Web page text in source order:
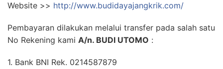
Website >> http://www.budidayajangkrik.com/
Pembayaran dilakukan melalui transfer pada salah satu
No Rekening kami A/n. BUDI UTOMO :
1. Bank BNI Rek. 0214587879